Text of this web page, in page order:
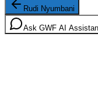
Rudi Nyumbani
Ask GWF AI